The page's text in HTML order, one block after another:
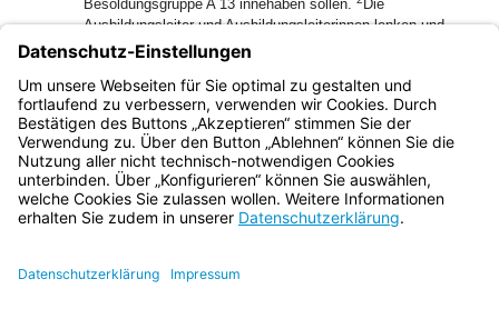
Besoldungsgruppe A 13 innehaben sollen.
Die
Ausbildungsleiter und Ausbildungsleiterinnen lenken und
überwachen die Ausbildung der Studierenden und haben
sich laufend vom Stand der Ausbildung zu überzeugen.
berufspraktischen Studium haben sie eine sorgfältige, dem
Studienplan entsprechende Ausbildung zu gewährleisten.
Bayern.de
BayernPortal
Impressum